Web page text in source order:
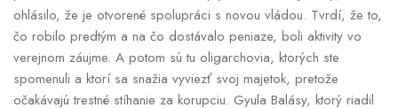
ohlásilo, že je otvorené spolupráci s novou vládou. Tvrdí, že to,
čo robilo predtým a na čo dostávalo peniaze, boli aktivity vo
verejnom záujme. A potom sú tu oligarchovia, ktorých ste
spomenuli a ktorí sa snažia vyviezť svoj majetok, pretože
očakávajú trestné stíhanie za korupciu. Gyula Balásy, ktorý riadil